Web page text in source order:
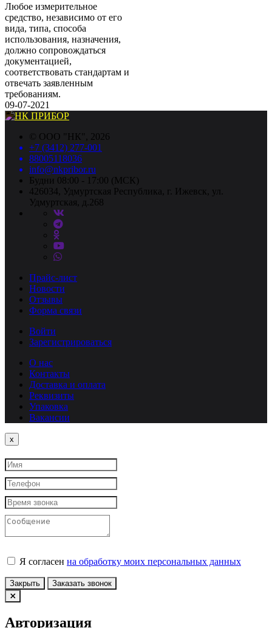
Любое измерительное
средство, независимо от его
вида, типа, способа
использования, назначения,
должно сопровождаться
документацией,
соответствовать стандартам и
отвечать заявленным
требованиям.
09-07-2021
© ООО "НК", 2026
+7 (3412) 277-001
88005118036
info@nkpribor.ru
Будни 08:00 - 17:00 (МСК)
426034, Удмуртская Республика, г. Ижевск, ул.
Удмуртская, д.268
Прайс-лист
Новости
Отзывы
Форма связи
Войти
Зарегистрироваться
О нас
Контакты
Доставка и оплата
Реквизиты
Упаковка
Вакансии
x
Я согласен на обработку моих персональных данных
Закрыть Заказать звонок
Авторизация